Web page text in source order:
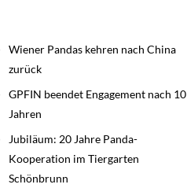
Wiener Pandas kehren nach China
zurück
GPFIN beendet Engagement nach 10
Jahren
Jubiläum: 20 Jahre Panda-
Kooperation im Tiergarten
Schönbrunn